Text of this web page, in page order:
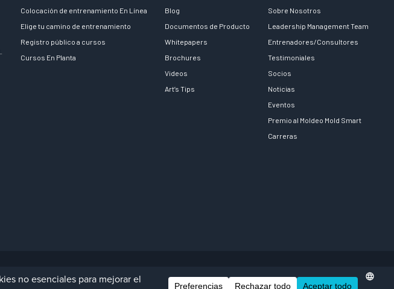
Colocación de entrenamiento En Línea
Elige tu camino de entrenamiento
Registro público a cursos
Cursos En Planta
Blog
Documentos de Producto
Whitepapers
Brochures
Videos
Art’s Tips
Sobre Nosotros
Leadership Management Team
Entrenadores/Consultores
Testimoniales
Socios
Noticias
Eventos
Premio al Moldeo Mold Smart
Carreras
Facebook
LinkedIn